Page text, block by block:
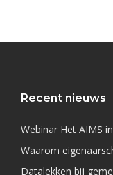
Recent nieuws
Webinar Het AIMS
Waarom
Datalekken bij